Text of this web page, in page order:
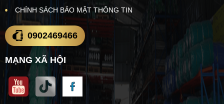
CHÍNH SÁCH BẢO MẬT THÔNG TIN
0902469466
MẠNG XÃ HỘI